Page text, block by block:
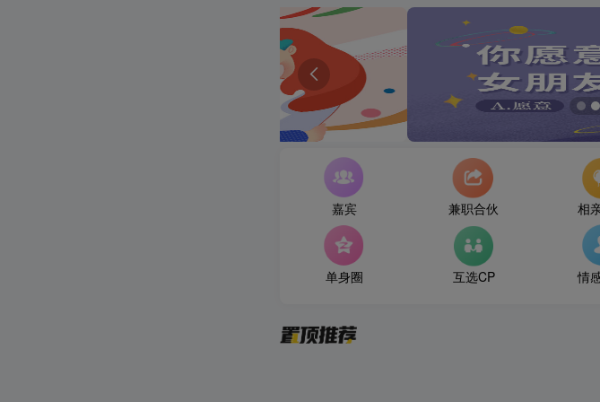

嘉宾 兼职合伙 相
单身圈 互选CP 情